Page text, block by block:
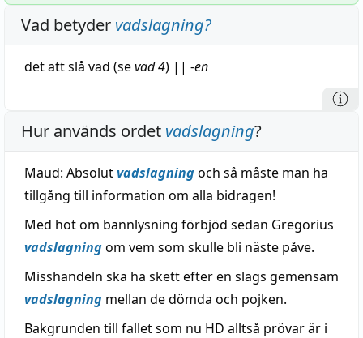
Vad betyder vadslagning?
det attslå vad (sevad 4) || -en
Hur används ordet vadslagning?
Maud: Absolutvadslagningoch så måste man ha
tillgång till information om alla bidragen!
Med hot om bannlysning förbjöd sedan Gregorius
vadslagningom vem som skulle bli näste påve.
Misshandeln ska ha skett efter en slags gemensam
vadslagning mellan de dömda och pojken.
Bakgrunden till fallet som nu HD alltså prövar är i